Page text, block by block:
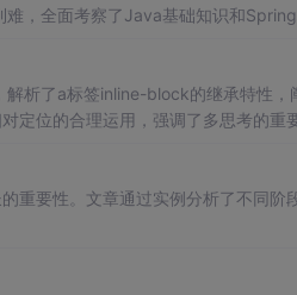
，全面考察了Java基础知识和
析了a标签inline-block的继承特性
定位的合理运用，强调了多思考的重要
重要性。文章通过实例分析了不同阶